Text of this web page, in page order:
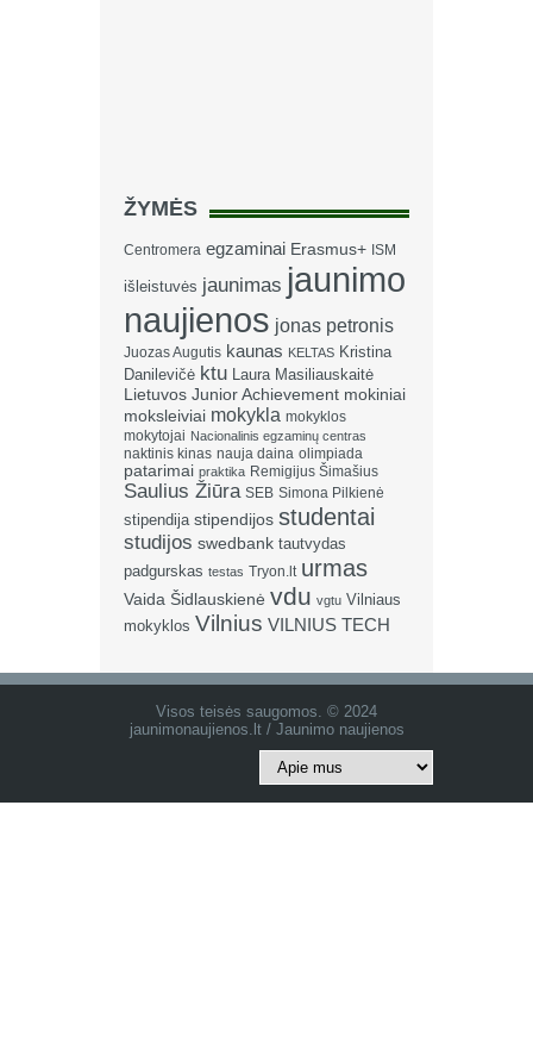
ŽYMĖS
Centromera egzaminai Erasmus+ ISM
išleistuvės jaunimas jaunimo
naujienos jonas petronis
Juozas Augutis kaunas KELTAS Kristina
Danilevičė ktu Laura Masiliauskaitė
Lietuvos Junior Achievement mokiniai
moksleiviai mokykla mokyklos
mokytojai Nacionalinis egzaminų centras
naktinis kinas nauja daina olimpiada
patarimai praktika Remigijus Šimašius
Saulius Žiūra SEB Simona Pilkienė
stipendija stipendijos studentai
studijos swedbank tautvydas
padgurskas testas Tryon.lt urmas
Vaida Šidlauskienė vdu vgtu Vilniaus
mokyklos Vilnius VILNIUS TECH
Visos teisės saugomos. © 2024
jaunimonaujienos.lt / Jaunimo naujienos